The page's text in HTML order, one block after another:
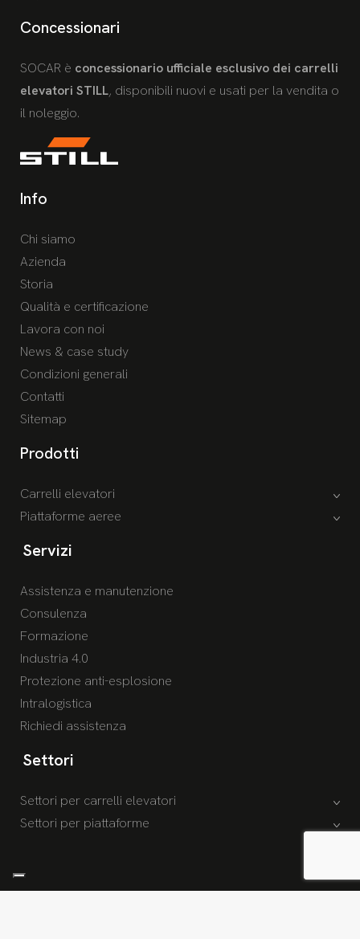
Concessionari
SOCAR è concessionario ufficiale esclusivo dei carrelli
elevatori STILL, disponibili nuovi e usati per la vendita o
il noleggio.
Info
Chi siamo
Azienda
Storia
Qualità e certificazione
Lavora con noi
News & case study
Condizioni generali
Contatti
Sitemap
Prodotti
Carrelli elevatori
Piattaforme aeree
Servizi
Assistenza e manutenzione
Consulenza
Formazione
Industria 4.0
Protezione anti-esplosione
Intralogistica
Richiedi assistenza
Settori
Settori per carrelli elevatori
Settori per piattaforme